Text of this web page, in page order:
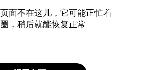
面不在这儿，它可能正忙着
，稍后就能恢复正常